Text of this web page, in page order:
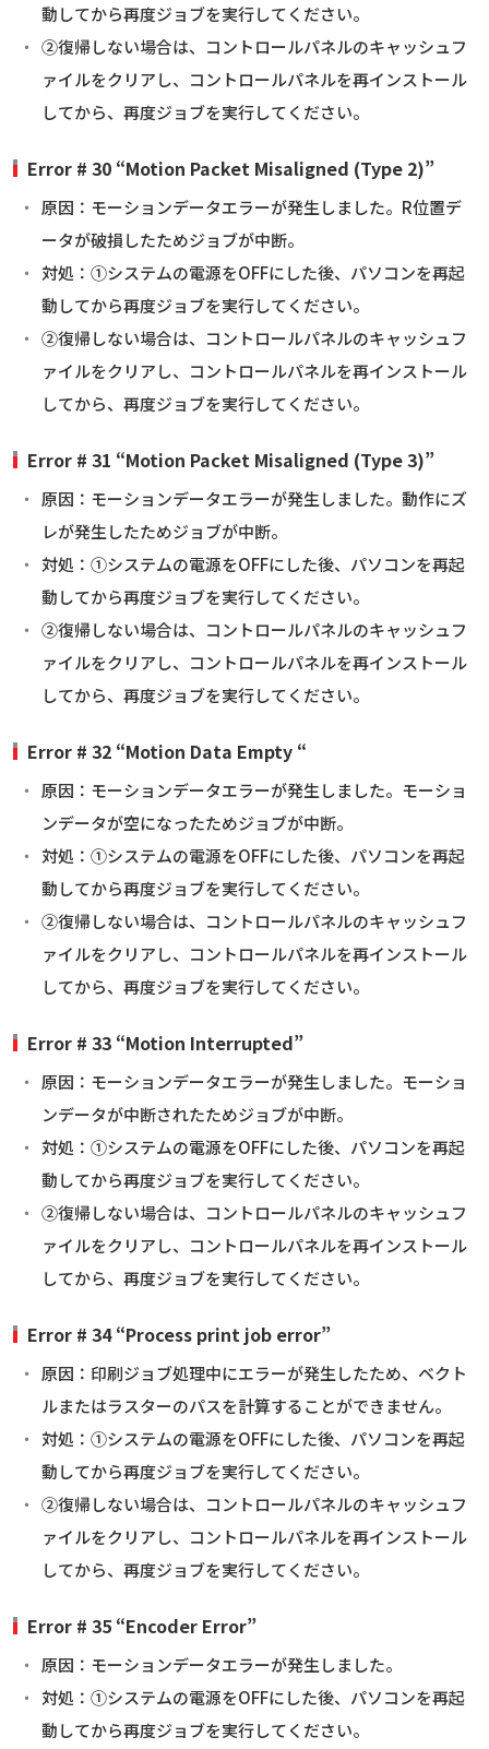
動してから再度ジョブを実行してください。
②復帰しない場合は、コントロールパネルのキャッシュフ
ァイルをクリアし、コントロールパネルを再インストール
してから、再度ジョブを実行してください。
Error # 30 “Motion Packet Misaligned (Type 2)”
原因：モーションデータエラーが発生しました。R位置デ
ータが破損したためジョブが中断。
対処：①システムの電源をOFFにした後、パソコンを再起
動してから再度ジョブを実行してください。
②復帰しない場合は、コントロールパネルのキャッシュフ
ァイルをクリアし、コントロールパネルを再インストール
してから、再度ジョブを実行してください。
Error # 31 “Motion Packet Misaligned (Type 3)”
原因：モーションデータエラーが発生しました。動作にズ
レが発生したためジョブが中断。
対処：①システムの電源をOFFにした後、パソコンを再起
動してから再度ジョブを実行してください。
②復帰しない場合は、コントロールパネルのキャッシュフ
ァイルをクリアし、コントロールパネルを再インストール
してから、再度ジョブを実行してください。
Error # 32 “Motion Data Empty “
原因：モーションデータエラーが発生しました。モーショ
ンデータが空になったためジョブが中断。
対処：①システムの電源をOFFにした後、パソコンを再起
動してから再度ジョブを実行してください。
②復帰しない場合は、コントロールパネルのキャッシュフ
ァイルをクリアし、コントロールパネルを再インストール
してから、再度ジョブを実行してください。
Error # 33 “Motion Interrupted”
原因：モーションデータエラーが発生しました。モーショ
ンデータが中断されたためジョブが中断。
対処：①システムの電源をOFFにした後、パソコンを再起
動してから再度ジョブを実行してください。
②復帰しない場合は、コントロールパネルのキャッシュフ
ァイルをクリアし、コントロールパネルを再インストール
してから、再度ジョブを実行してください。
Error # 34 “Process print job error”
原因：印刷ジョブ処理中にエラーが発生したため、ベクト
ルまたはラスターのパスを計算することができません。
対処：①システムの電源をOFFにした後、パソコンを再起
動してから再度ジョブを実行してください。
②復帰しない場合は、コントロールパネルのキャッシュフ
ァイルをクリアし、コントロールパネルを再インストール
してから、再度ジョブを実行してください。
Error # 35 “Encoder Error”
原因：モーションデータエラーが発生しました。
対処：①システムの電源をOFFにした後、パソコンを再起
動してから再度ジョブを実行してください。